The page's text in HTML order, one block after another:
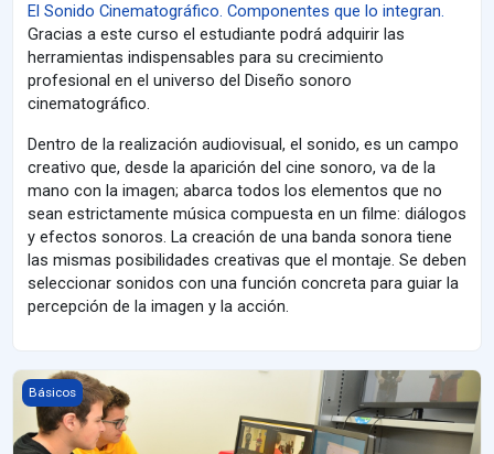
El Sonido Cinematográfico. Componentes que lo integran.
Gracias a este curso el estudiante podrá adquirir las
herramientas indispensables para su crecimiento
profesional en el universo del Diseño sonoro
cinematográfico.
Dentro de la realización audiovisual, el sonido, es un campo
creativo que, desde la aparición del cine sonoro, va de la
mano con la imagen; abarca todos los elementos que no
sean estrictamente música compuesta en un filme: diálogos
y efectos sonoros. La creación de una banda sonora tiene
las mismas posibilidades creativas que el montaje. Se deben
seleccionar sonidos con una función concreta para guiar la
percepción de la imagen y la acción.
El corte de lo real, montaje y narración documental.
Básicos